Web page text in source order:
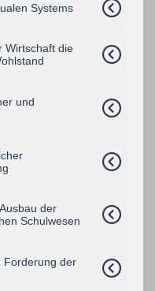
Systems
Wirtschaft die
und
der
Schulwesen
Forderung der